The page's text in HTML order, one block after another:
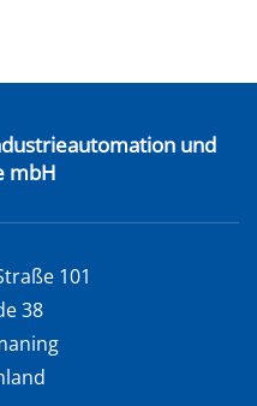
und
mbH
101
38